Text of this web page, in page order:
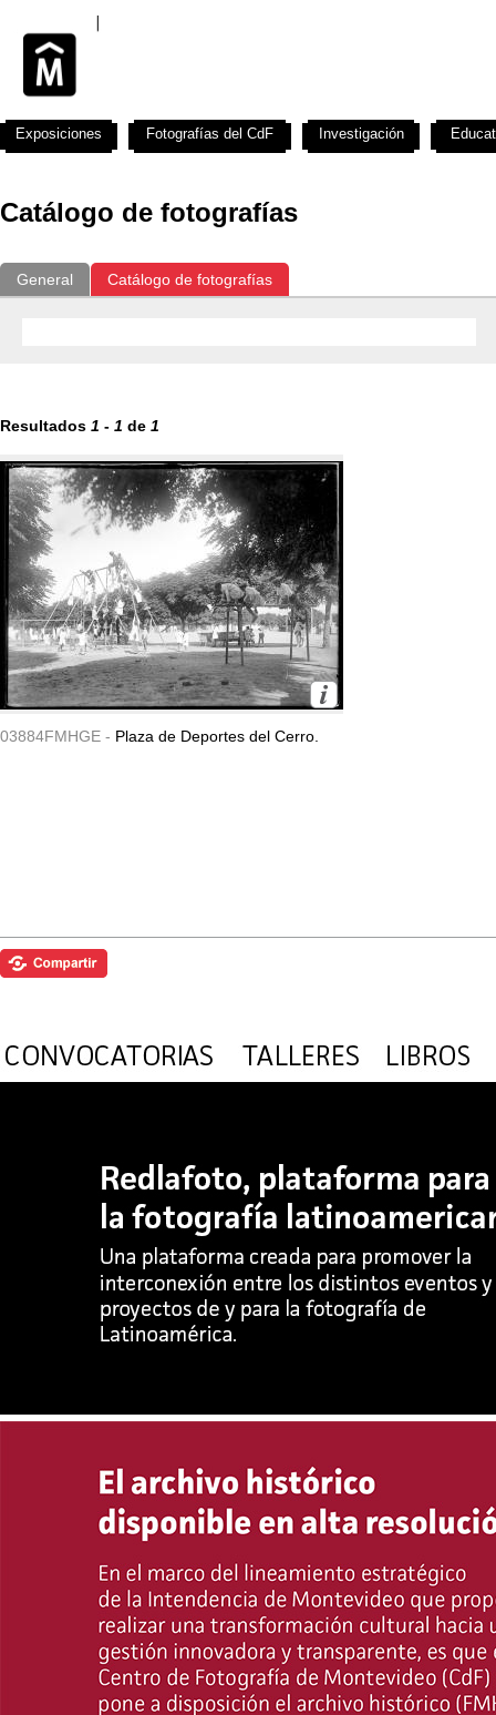
Catálogo de fotografías
General Catálogo de fotografías
Resultados 1 - 1 de 1
03884FMHGE - Plaza de Deportes del Cerro.
Exposiciones Fotografías del CdF Investigación